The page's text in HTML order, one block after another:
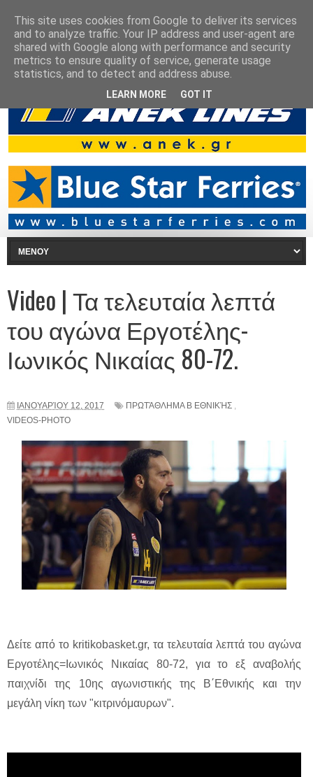
Video | Τα τελευταία λεπτά
του αγώνα Εργοτέλης-
Ιωνικός Νικαίας 80-72.
ΙΑΝΟΥΑΡΊΟΥ 12, 2017 ΠΡΩΤΆΘΛΗΜΑ Β ΕΘΝΙΚΉΣ ,
VIDEOS-PHOTO
Δείτε από το kritikobasket.gr, τα τελευταία λεπτά του αγώνα
Εργοτέλης=Ιωνικός Νικαίας 80-72, για το εξ αναβολής
παιχνίδι της 10ης αγωνιστικής της Β΄Εθνικής και την
μεγάλη νίκη των "κιτρινόμαυρων".
This site uses cookies from Google to deliver its services
and to analyze traffic. Your IP address and user-agent are
shared with Google along with performance and security
metrics to ensure quality of service, generate usage
statistics, and to detect and address abuse.
LEARN MORE GOT IT